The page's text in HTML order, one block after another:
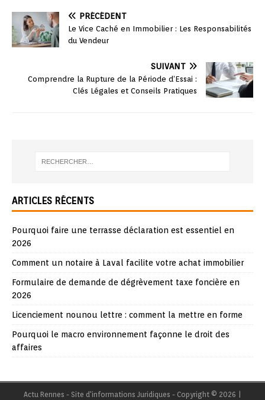
PRÉCÉDENT
Le Vice Caché en Immobilier : Les Responsabilités
du Vendeur
SUIVANT
Comprendre la Rupture de la Période d’Essai :
Clés Légales et Conseils Pratiques
ARTICLES RÉCENTS
Pourquoi faire une terrasse déclaration est essentiel en
2026
Comment un notaire à Laval facilite votre achat immobilier
Formulaire de demande de dégrèvement taxe foncière en
2026
Licenciement nounou lettre : comment la mettre en forme
Pourquoi le macro environnement façonne le droit des
affaires
Actu Rennes - Site d'informations Juridiques - Copyright © 2026